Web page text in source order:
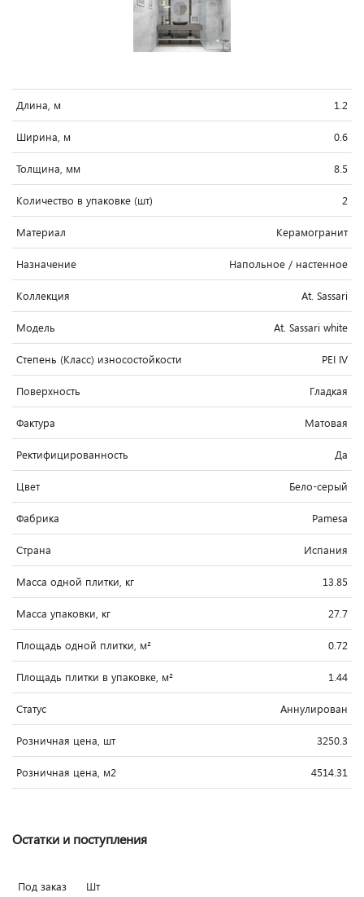
Длина, м 1.2
Ширина, м 0.6
Толщина, мм 8.5
Количество в упаковке (шт) 2
Материал Керамогранит
Назначение Напольное / настенное
Коллекция At. Sassari
Модель At. Sassari white
Степень (Класс) износостойкости PEI IV
Поверхность Гладкая
Фактура Матовая
Ректифицированность Да
Цвет Бело-серый
Фабрика Pamesa
Страна Испания
Масса одной плитки, кг 13.85
Масса упаковки, кг 27.7
Площадь одной плитки, м² 0.72
Площадь плитки в упаковке, м² 1.44
Статус Аннулирован
Розничная цена, шт 3250.3
Розничная цена, м2 4514.31
Остатки и поступления
Под заказ Шт